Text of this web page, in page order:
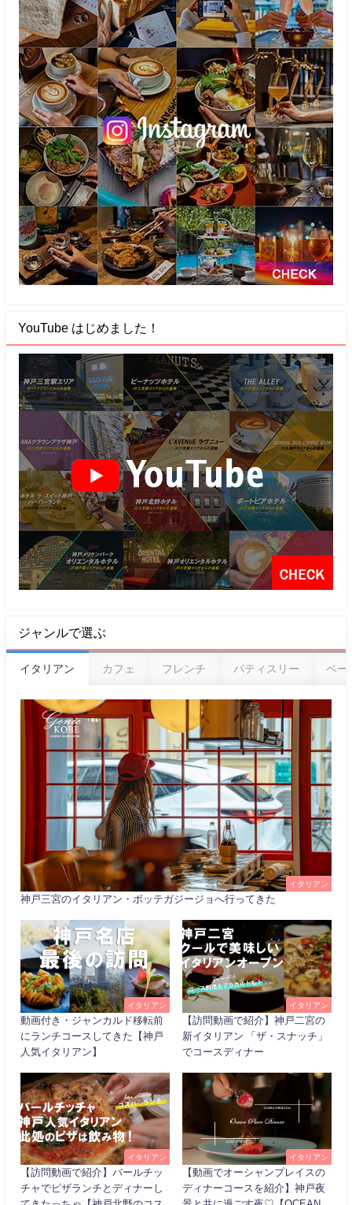
YouTube はじめました！
ジャンルで選ぶ
イタリアン カフェ フレンチ パティスリー ベー
イタリアン
神戸三宮のイタリアン・ボッテガジージョへ行ってきた
イタリアン
動画付き・ジャンカルド移転前
にランチコースしてきた【神戸
人気イタリアン】
イタリアン
【訪問動画で紹介】神戸二宮の
新イタリアン 「ザ・スナッチ」
でコースディナー
イタリアン
【訪問動画で紹介】バールチッ
チャでピザランチとディナーし
イタリアン
【動画でオーシャンプレイスの
ディナーコースを紹介】神戸夜